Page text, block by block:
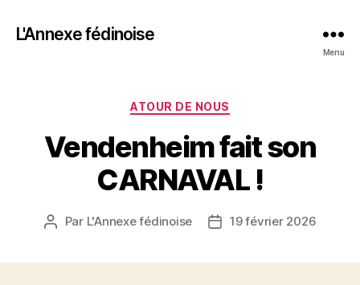
L'Annexe fédinoise
Menu
Catégories
ATOUR DE NOUS
Vendenheim fait son
CARNAVAL !
Auteur
Par L'Annexe fédinoise
Date19 février 2026